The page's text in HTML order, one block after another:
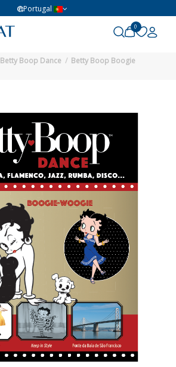
Portugal
0
Betty Boop Dance
Betty Boop Boogie